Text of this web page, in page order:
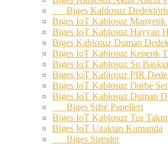
Biges Kablosuz
Biges IoT Kablosuz
Biges IoT Kablosuz Hayvan
Biges Kablosuz Duman
Biges IoT Kablosuz Kepenk
Biges IoT Kablosuz Su
Biges IoT Kablosuz PIR
Biges IoT Kablosuz Darbe
Biges IoT Kablosuz Duman
Biges Şifre Panelleri
Biges IoT Kablosuz Tuş
Biges IoT Uzaktan Kumanda
Biges Sirenler